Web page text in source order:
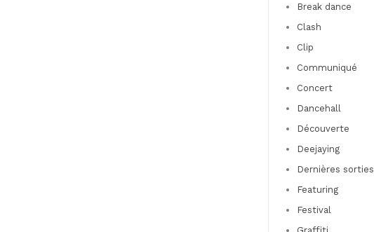
Break dance
Clash
Clip
Communiqué
Concert
Dancehall
Découverte
Deejaying
Dernières sorties
Featuring
Festival